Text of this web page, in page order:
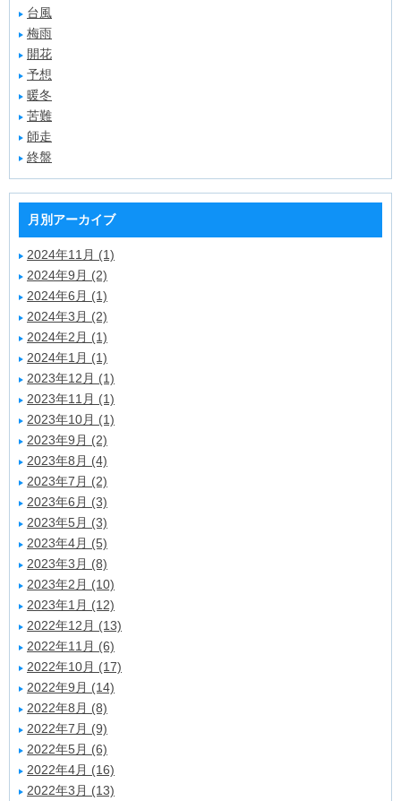
台風
梅雨
開花
予想
暖冬
苦難
師走
終盤
月別アーカイブ
2024年11月 (1)
2024年9月 (2)
2024年6月 (1)
2024年3月 (2)
2024年2月 (1)
2024年1月 (1)
2023年12月 (1)
2023年11月 (1)
2023年10月 (1)
2023年9月 (2)
2023年8月 (4)
2023年7月 (2)
2023年6月 (3)
2023年5月 (3)
2023年4月 (5)
2023年3月 (8)
2023年2月 (10)
2023年1月 (12)
2022年12月 (13)
2022年11月 (6)
2022年10月 (17)
2022年9月 (14)
2022年8月 (8)
2022年7月 (9)
2022年5月 (6)
2022年4月 (16)
2022年3月 (13)